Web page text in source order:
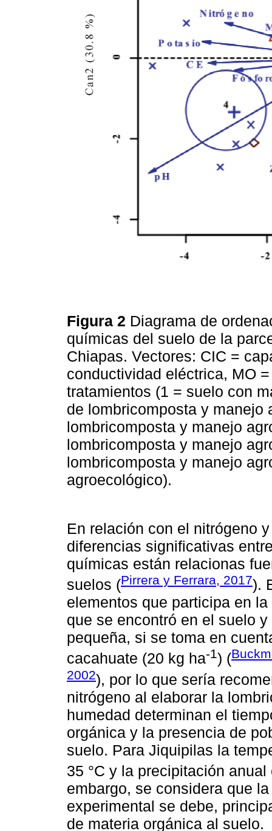
Figura 2 Diagrama de
químicas del suelo de la
Chiapas. Vectores: CIC =
conductividad eléctrica, MO
tratamientos (1 = suelo con
de lombricomposta y manejo
lombricomposta y manejo
lombricomposta y manejo
lombricomposta y manejo
agroecológico).
En relación con el nitrógeno
diferencias significativas
químicas están relacionas
suelos (Pirrera y Ferrara, 2017).
elementos que participa en
que se encontró en el suelo
pequeña, si se toma en
cacahuate (20 kg ha-1) (
2002), por lo que sería
nitrógeno al elaborar la
humedad determinan el
orgánica y la presencia de
suelo. Para Jiquipilas la
35 °C y la precipitación
embargo, se considera que
experimental se debe,
de materia orgánica al suelo.